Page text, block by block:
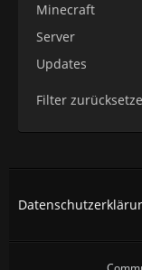
Minecraft
Server
Updates
Filter